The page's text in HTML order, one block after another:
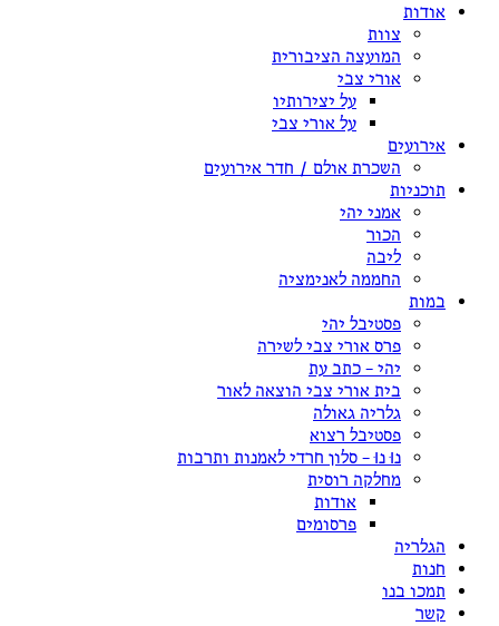
אודות
צוות
המועצה הציבורית
אורי צבי
על יצירותיו
על אורי צבי
אירועים
השכרת אולם / חדר אירועים
תוכניות
אמני יהי
הכור
ליבה
החממה לאנימציה
במות
פסטיבל יהי
פרס אורי צבי לשירה
יהי – כתב עת
בית אורי צבי הוצאה לאור
גלריה גאולה
פסטיבל רצוא
נוּ נוּ – סלון חרדי לאמנות ותרבות
מחלקה רוסית
אודות
פרסומים
הגלריה
חנות
תמכו בנו
קשר